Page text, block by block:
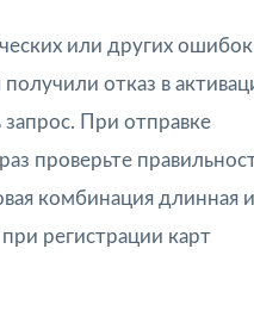
или других ошибок
отказ в
При отправке
проверьте
комбинация длинная и
регистрации карт